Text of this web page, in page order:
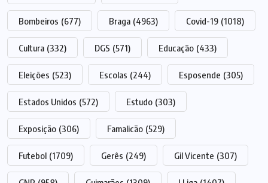
Bombeiros (677) Braga (4963) Covid-19 (1018)
Cultura (332) DGS (571) Educação (433)
Eleições (523) Escolas (244) Esposende (305)
Estados Unidos (572) Estudo (303)
Exposição (306) Famalicão (529)
Futebol (1709) Gerês (249) Gil Vicente (307)